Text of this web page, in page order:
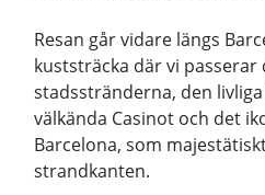
Resan går vidare längs
kuststräcka där vi passerar
stadsstränderna, den
välkända Casinot och det
Barcelona, som
strandkanten.